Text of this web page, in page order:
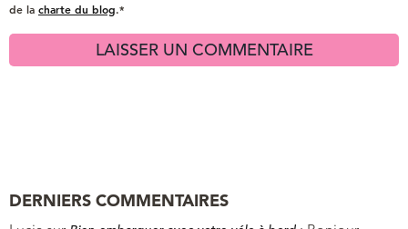
de la charte du blog.*
DERNIERS COMMENTAIRES